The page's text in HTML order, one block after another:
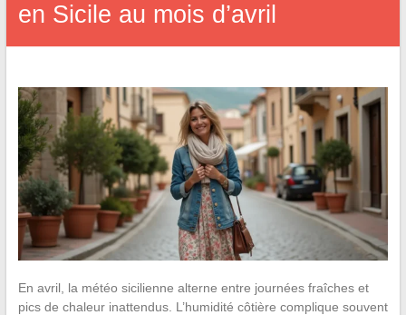
en Sicile au mois d’avril
En avril, la météo sicilienne alterne entre journées fraîches et
pics de chaleur inattendus. L’humidité côtière complique souvent